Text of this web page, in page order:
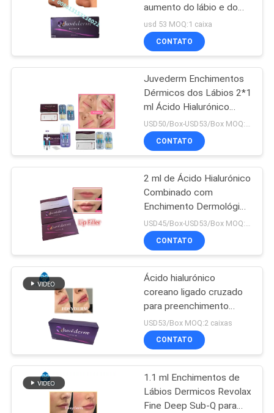
ORÇAMENTO
SHOPPING
MAPA
SITE
PRIVACY
POLICY
Enchimentos
cutâneos do bordo
62
Enchimento cutâneo
ligado cruz
51
Gel médico de
Hyaluronate do
sódio
aumento do lábio e do
queixo
usd 53 MOQ:1 caixa
CONTATO
Juvederm Enchimentos
Dérmicos dos Lábios 2*1
ml Ácido Hialurónico
Injecção Cruzada
CONTATO
2 ml de Ácido Hialurónico
Combinado com
Enchimento Dermológico
Juvederm Injecções de
Enchimento de Lábios
CONTATO
Ácido hialurónico
coreano ligado cruzado
para preenchimento
cutâneo Juvederm
Injeções de
preenchimento labial
USD53/Box MOQ:2 caixas
CONTATO
1.1 ml Enchimentos de
Lábios Dermicos Revolax
Fine Deep Sub-Q para